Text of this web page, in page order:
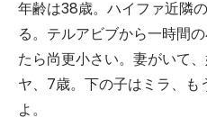
年齢は38歳。ハイファ近隣
る。テルアビブから一時間
たら尚更小さい。妻がいて
ヤ、7歳。下の子はミラ、
よ。